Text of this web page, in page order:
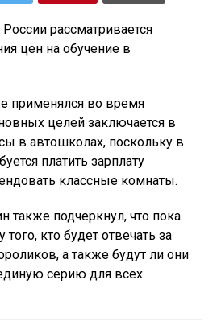
рассматривается
цен на обучение в
применялся во время
целей заключается в
в автошколах, поскольку в
платить зарплату
классные комнаты.
также подчеркнул, что пока
того, кто будет отвечать за
а также будут ли они
серию для всех